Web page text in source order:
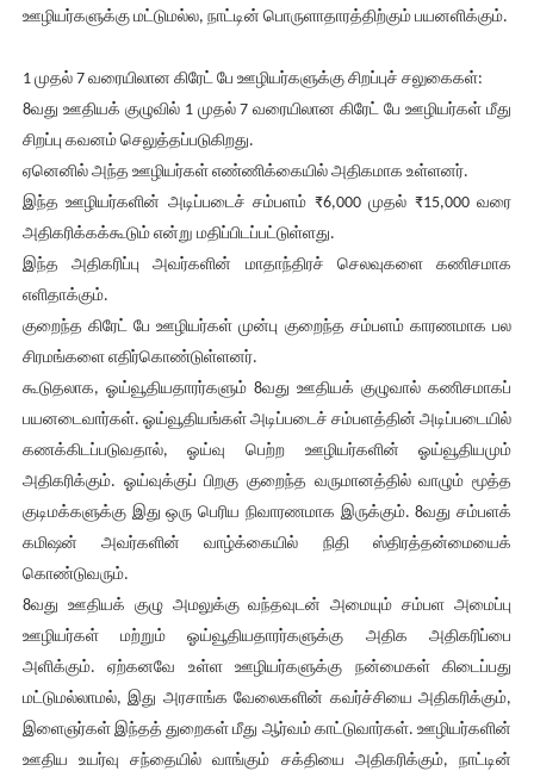
ஊழியர்களுக்கு மட்டுமல்ல, நாட்டின் பொருளாதாரத்திற்கும் பயனளிக்கும்.
1 முதல் 7 வரையிலான கிரேட் பே ஊழியர்களுக்கு சிறப்புச் சலுகைகள்:
8வது ஊதியக் குழுவில் 1 முதல் 7 வரையிலான கிரேட் பே ஊழியர்கள் மீது
சிறப்பு கவனம் செலுத்தப்படுகிறது.
ஏனெனில் அந்த ஊழியர்கள் எண்ணிக்கையில் அதிகமாக உள்ளனர்.
இந்த ஊழியர்களின் அடிப்படைச் சம்பளம் ₹6,000 முதல் ₹15,000 வரை
அதிகரிக்கக்கூடும் என்று மதிப்பிடப்பட்டுள்ளது.
இந்த அதிகரிப்பு அவர்களின் மாதாந்திரச் செலவுகளை கணிசமாக
எளிதாக்கும்.
குறைந்த கிரேட் பே ஊழியர்கள் முன்பு குறைந்த சம்பளம் காரணமாக பல
சிரமங்களை எதிர்கொண்டுள்ளனர்.
கூடுதலாக, ஓய்வூதியதாரர்களும் 8வது ஊதியக் குழுவால் கணிசமாகப்
பயனடைவார்கள். ஓய்வூதியங்கள் அடிப்படைச் சம்பளத்தின் அடிப்படையில்
கணக்கிடப்படுவதால், ஓய்வு பெற்ற ஊழியர்களின் ஓய்வூதியமும்
அதிகரிக்கும். ஓய்வுக்குப் பிறகு குறைந்த வருமானத்தில் வாழும் மூத்த
குடிமக்களுக்கு இது ஒரு பெரிய நிவாரணமாக இருக்கும். 8வது சம்பளக்
கமிஷன் அவர்களின் வாழ்க்கையில் நிதி ஸ்திரத்தன்மையைக்
கொண்டுவரும்.
8வது ஊதியக் குழு அமலுக்கு வந்தவுடன் அமையும் சம்பள அமைப்பு
ஊழியர்கள் மற்றும் ஓய்வூதியதாரர்களுக்கு அதிக அதிகரிப்பை
அளிக்கும். ஏற்கனவே உள்ள ஊழியர்களுக்கு நன்மைகள் கிடைப்பது
மட்டுமல்லாமல், இது அரசாங்க வேலைகளின் கவர்ச்சியை அதிகரிக்கும்,
இளைஞர்கள் இந்தத் துறைகள் மீது ஆர்வம் காட்டுவார்கள். ஊழியர்களின்
ஊதிய உயர்வு சந்தையில் வாங்கும் சக்தியை அதிகரிக்கும், நாட்டின்